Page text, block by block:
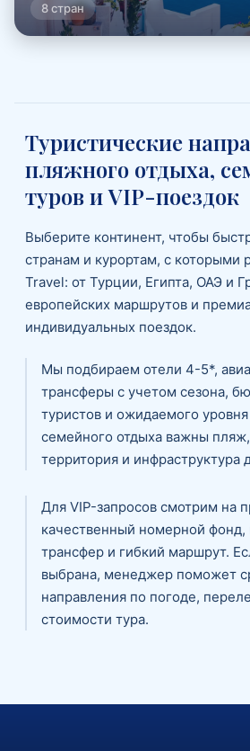
8 стран
Туристические
пляжного отдыха,
туров и VIP-поездок
Выберите континент, чтобы
странам и курортам, с которыми
Travel: от Турции, Египта, ОАЭ и
европейских маршрутов и
индивидуальных поездок.
Мы подбираем отели 4-5*,
трансферы с учетом сезона,
туристов и ожидаемого
семейного отдыха важны
территория и инфраструктура
Для VIP-запросов смотрим на
качественный номерной фонд,
трансфер и гибкий маршрут.
выбрана, менеджер поможет
направления по погоде,
стоимости тура.